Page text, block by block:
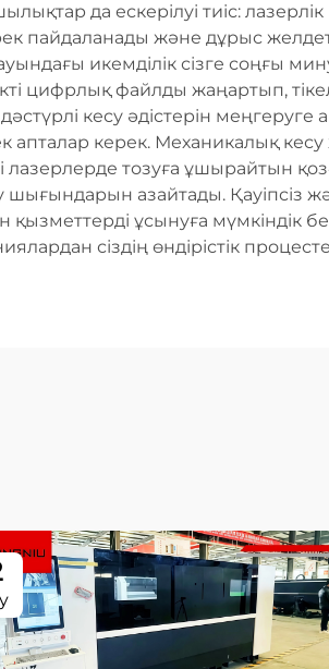
да ескерілуі тиіс:
пайдаланады және дұрыс
икемділік сізге соңғы
цифрлық файлды жаңартып,
кесу әдістерін
апталар керек. Механикалық
лазерлерде тозуға ұшырайтын
азайтады. Қауіпсіз
қызметтерді ұсынуға мүмкіндік
сіздің өндірістік